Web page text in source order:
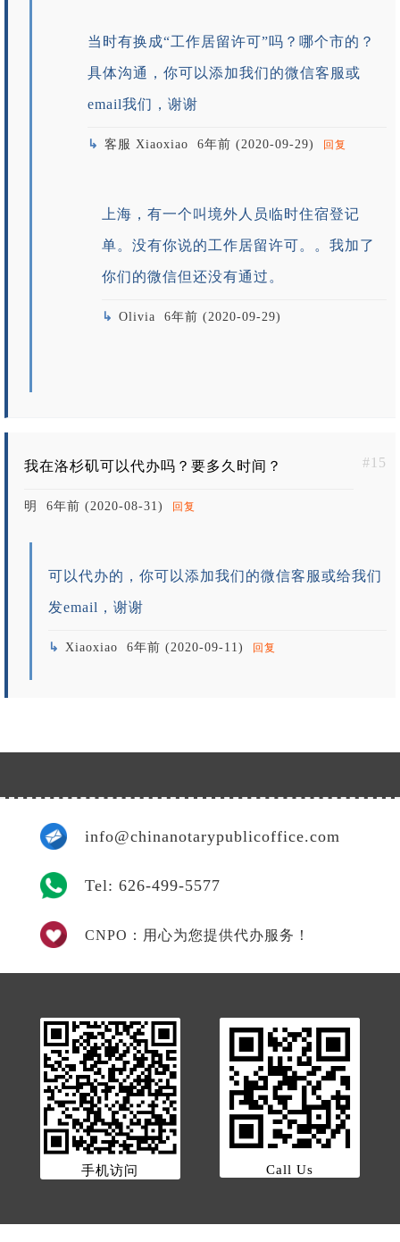
当时有换成“工作居留许可”吗？哪个市的？
具体沟通，你可以添加我们的微信客服或
email我们，谢谢
客服 Xiaoxiao 6年前 (2020-09-29) 回复
上海，有一个叫境外人员临时住宿登记
单。没有你说的工作居留许可。。我加了
你们的微信但还没有通过。
Olivia 6年前 (2020-09-29)
#15
我在洛杉矶可以代办吗？要多久时间？
明 6年前 (2020-08-31) 回复
可以代办的，你可以添加我们的微信客服或给我们
发email，谢谢
Xiaoxiao 6年前 (2020-09-11) 回复
info@chinanotarypublicoffice.com
Tel: 626-499-5577
CNPO：用心为您提供代办服务！
手机访问 Call Us